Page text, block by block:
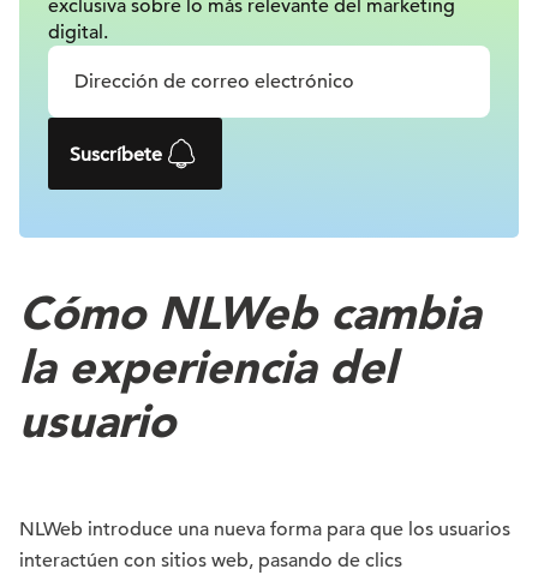
exclusiva sobre lo más relevante del marketing
digital.
Suscríbete
Cómo NLWeb cambia
la experiencia del
usuario
NLWeb introduce una nueva forma para que los usuarios
interactúen con sitios web, pasando de clics